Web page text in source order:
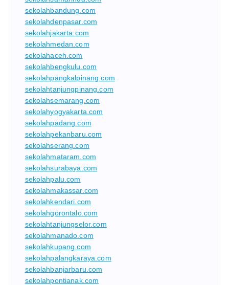
sekolahbandung.com
sekolahdenpasar.com
sekolahjakarta.com
sekolahmedan.com
sekolahaceh.com
sekolahbengkulu.com
sekolahpangkalpinang.com
sekolahtanjungpinang.com
sekolahsemarang.com
sekolahyogyakarta.com
sekolahpadang.com
sekolahpekanbaru.com
sekolahserang.com
sekolahmataram.com
sekolahsurabaya.com
sekolahpalu.com
sekolahmakassar.com
sekolahkendari.com
sekolahgorontalo.com
sekolahtanjungselor.com
sekolahmanado.com
sekolahkupang.com
sekolahpalangkaraya.com
sekolahbanjarbaru.com
sekolahpontianak.com